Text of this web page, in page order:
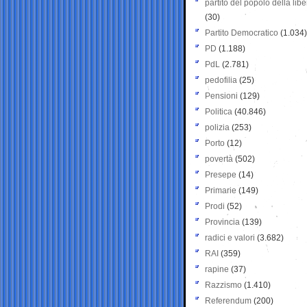
partito del popolo della
(30)
Partito Democratico (1.034)
PD (1.188)
PdL (2.781)
pedofilia (25)
Pensioni (129)
Politica (40.846)
polizia (253)
Porto (12)
povertà (502)
Presepe (14)
Primarie (149)
Prodi (52)
Provincia (139)
radici e valori (3.682)
RAI (359)
rapine (37)
Razzismo (1.410)
Referendum (200)